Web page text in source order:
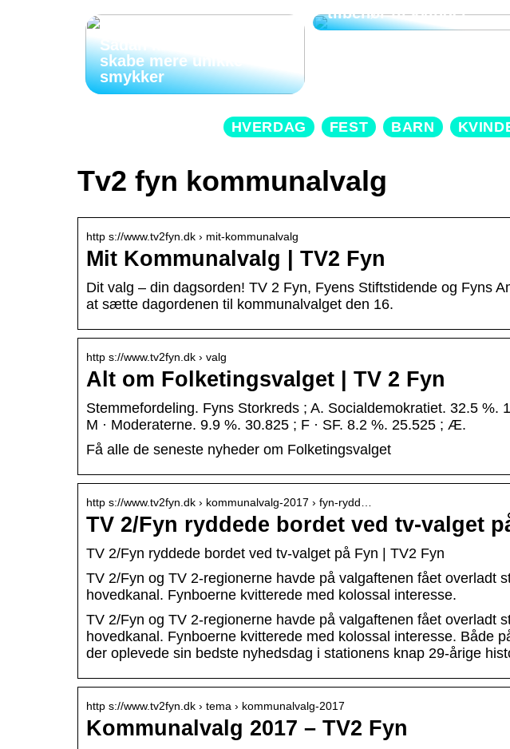
Sådan kan indgravering
skabe mere unikke
smykker
tilbehør til kvinder
HVERDAG FEST BARN
Tv2 fyn kommunalvalg
http s://www.tv2fyn.dk › mit-kommunalvalg
Mit Kommunalvalg | TV2 Fyn
Dit valg – din dagsorden! TV 2 Fyn, Fyens Stiftstidende og Fyns
at sætte dagordenen til kommunalvalget den 16.
http s://www.tv2fyn.dk › valg
Alt om Folketingsvalget | TV 2 Fyn
Stemmefordeling. Fyns Storkreds ; A. Socialdemokratiet. 32.5 %.
M · Moderaterne. 9.9 %. 30.825 ; F · SF. 8.2 %. 25.525 ; Æ.
Få alle de seneste nyheder om Folketingsvalget
http s://www.tv2fyn.dk › kommunalvalg-2017 › fyn-rydd…
TV 2/Fyn ryddede bordet ved tv-valget
TV 2/Fyn ryddede bordet ved tv-valget på Fyn | TV2 Fyn
TV 2/Fyn og TV 2-regionerne havde på valgaftenen fået overladt
hovedkanal. Fynboerne kvitterede med kolossal interesse.
TV 2/Fyn og TV 2-regionerne havde på valgaftenen fået overladt
hovedkanal. Fynboerne kvitterede med kolossal interesse. Både
der oplevede sin bedste nyhedsdag i stationens knap 29-årige
http s://www.tv2fyn.dk › tema › kommunalvalg-2017
Kommunalvalg 2017 – TV2 Fyn